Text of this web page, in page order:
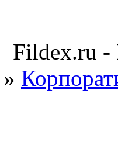
Fildex.ru -
»